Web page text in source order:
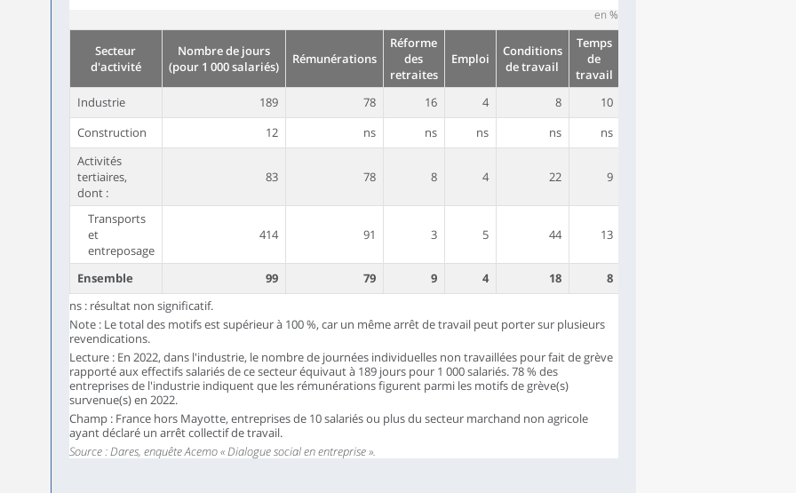
en %
Secteur
d'activité
Nombre de jours
(pour 1 000 salariés)
Rémunérations
Réforme
des
retraites
Emploi
Conditions
de travail
Temps
de
travail
Industrie
189 78 16 4 8
10
Construction
12 ns ns ns ns
ns
Activités
tertiaires,
dont :
83 78 8 4 22 9
Transports
et
entreposage
414 91 3 5 44 13
Ensemble 99 79 9 4 18
8
ns : résultat non significatif.
Note : Le total des motifs est supérieur à 100 %, car un même arrêt de travail peut porter sur plusieurs
revendications.
Lecture : En 2022, dans l'industrie, le nombre de journées individuelles non travaillées pour fait de grève
rapporté aux effectifs salariés de ce secteur équivaut à 189 jours pour 1 000 salariés. 78 % des
entreprises de l'industrie indiquent que les rémunérations figurent parmi les motifs de grève(s)
survenue(s) en 2022.
Champ : France hors Mayotte, entreprises de 10 salariés ou plus du secteur marchand non agricole
ayant déclaré un arrêt collectif de travail.
Source : Dares, enquête Acemo « Dialogue social en entreprise ».